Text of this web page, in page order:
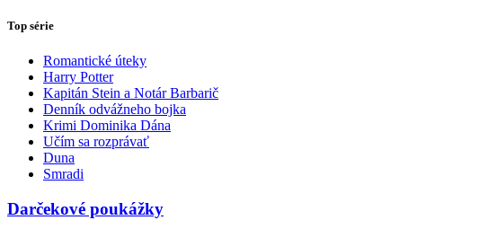
Top série
Romantické úteky
Harry Potter
Kapitán Stein a Notár Barbarič
Denník odvážneho bojka
Krimi Dominika Dána
Učím sa rozprávať
Duna
Smradi
Darčekové poukážky